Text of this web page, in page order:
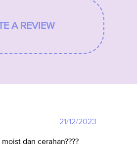
A REVIEW
21/12/2023
dan cerahan????